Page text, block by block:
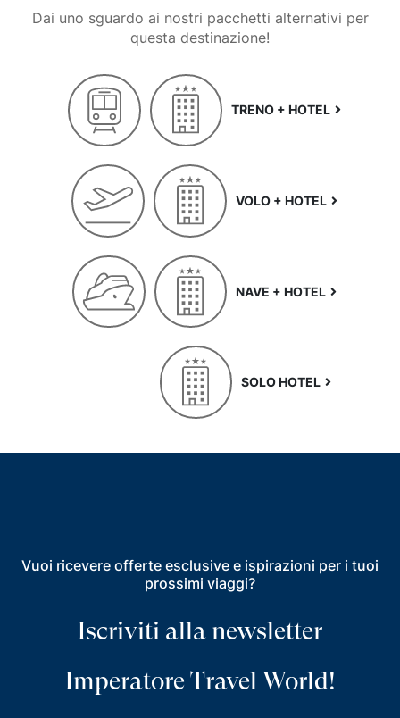
Dai uno sguardo ai nostri pacchetti alternativi per
questa destinazione!
TRENO + HOTEL
VOLO + HOTEL
NAVE + HOTEL
SOLO HOTEL
Vuoi ricevere offerte esclusive e ispirazioni per i tuoi
prossimi viaggi?
Iscriviti alla newsletter
Imperatore Travel World!